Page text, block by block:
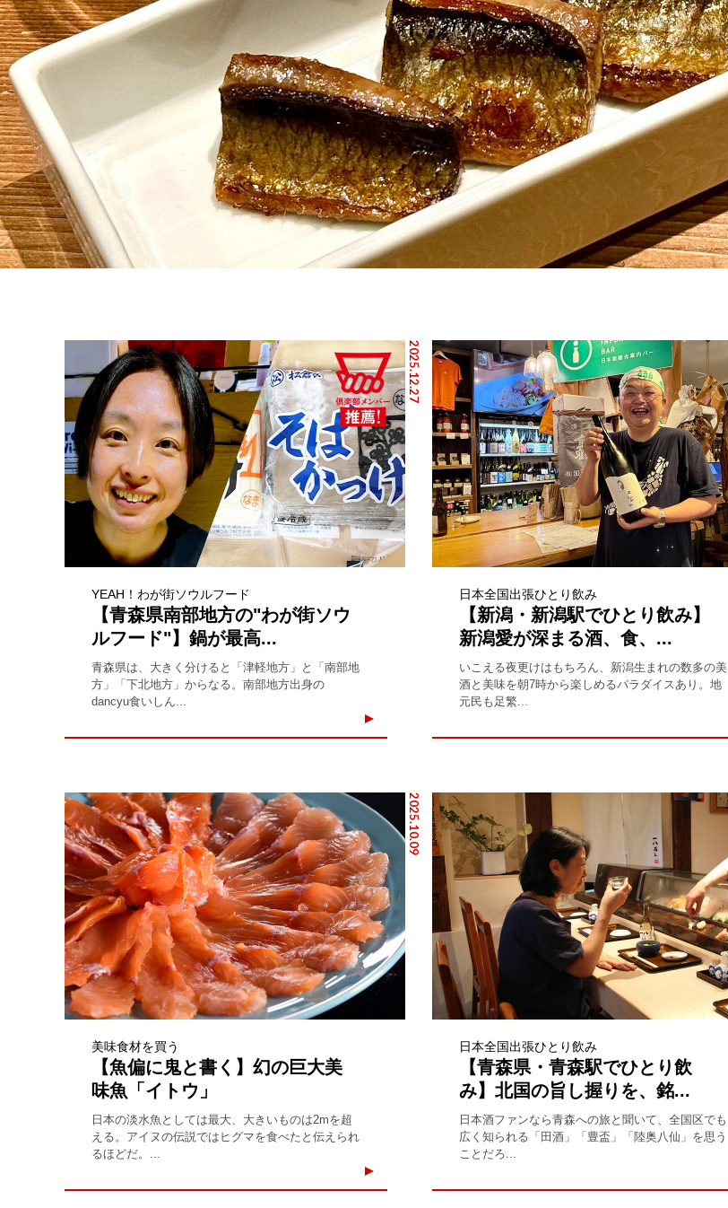
2025.12.27
YEAH！わが街ソウルフード
【青森県南部地方の"わが街ソウ
ルフード"】鍋が最高...
青森県は、大きく分けると「津軽地方」と「南部地
方」「下北地方」からなる。南部地方出身の
dancyu食いしん...
日本全国出張ひとり飲み
【新潟・新潟駅でひとり飲み】
新潟愛が深まる酒、食、...
いこえる夜更けはもちろん、新潟生まれの数多の美
酒と美味を朝7時から楽しめるパラダイスあり。地
元民も足繁...
2025.10.09
美味食材を買う
【魚偏に鬼と書く】幻の巨大美
味魚「イトウ」
日本の淡水魚としては最大、大きいものは2mを超
える。アイヌの伝説ではヒグマを食べたと伝えられ
るほどだ。...
日本全国出張ひとり飲み
【青森県・青森駅でひとり飲
み】北国の旨し握りを、銘...
日本酒ファンなら青森への旅と聞いて、全国区でも
広く知られる「田酒」「豊盃」「陸奥八仙」を思う
ことだろ...